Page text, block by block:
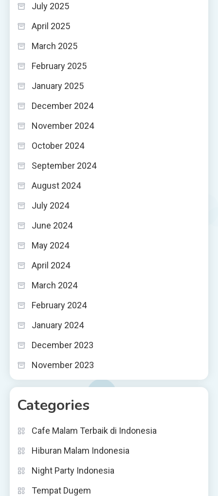
July 2025
April 2025
March 2025
February 2025
January 2025
December 2024
November 2024
October 2024
September 2024
August 2024
July 2024
June 2024
May 2024
April 2024
March 2024
February 2024
January 2024
December 2023
November 2023
Categories
Cafe Malam Terbaik di Indonesia
Hiburan Malam Indonesia
Night Party Indonesia
Tempat Dugem